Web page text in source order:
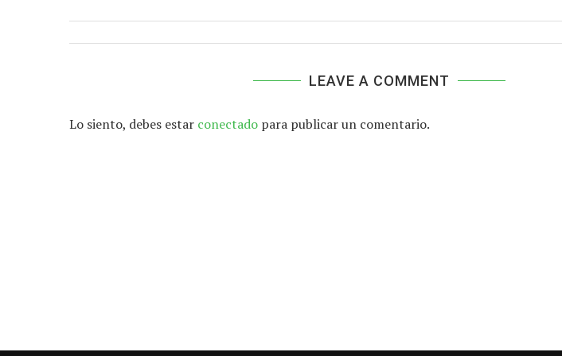
LEAVE A COMMENT
Lo siento, debes estar conectado para publicar un comentario.